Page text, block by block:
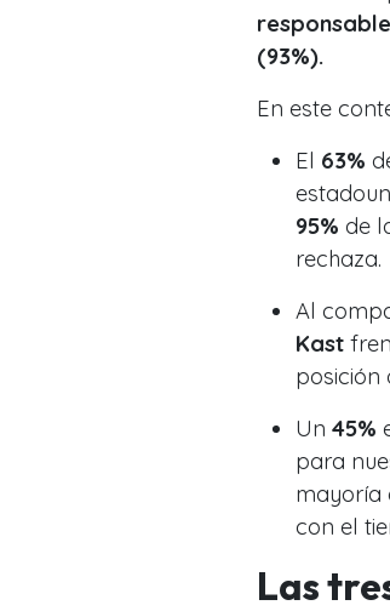
(93%).
En este
El 63%
95% de
rechaza.
Al
Kast
posición
Un 45%
para
mayoría
con el
Las